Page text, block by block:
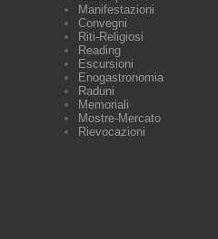
Manifestazioni
Convegni
Riti-Religiosi
Reading
Escursioni
Enogastronomia
Raduni
Memoriali
Mostre-Mercato
Rievocazioni